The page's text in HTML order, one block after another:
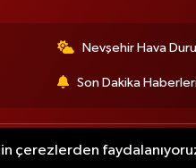
Nevşehir Hava
Son Dakika
çerezlerden